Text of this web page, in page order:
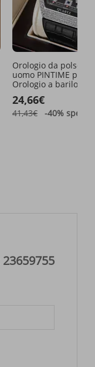
Orologio da polso
uomo PINTIME più
Orologio a barilotto
semplice Yacht
24,66€
41,43€ -40% spento
23659755